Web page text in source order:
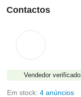
Contactos
Vendedor verificado
Em stock: 4 anúncios